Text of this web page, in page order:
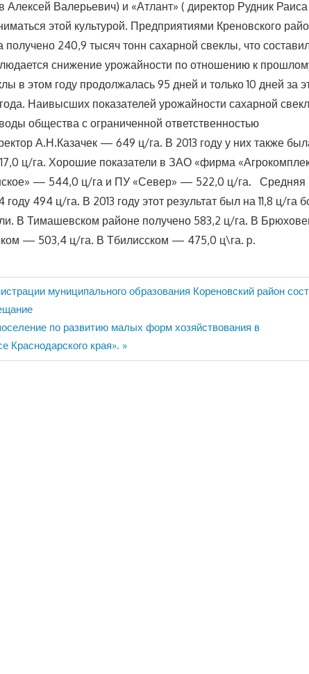
Алексей Валерьевич) и «Атлант» ( директор Рудник Раиса
этой культурой. Предприятиями Креновского
получено 240,9 тысяч тонн сахарной свеклы, что
снижение урожайности по отношению к
в этом году продолжалась 95 дней и только 10 дней за
Наивысших показателей урожайности сахарной
общества с ограниченной ответственностью
А.Н.Казачек — 649 ц/га. В 2013 году у них также
ц/га. Хорошие показатели в ЗАО «фирма
— 544,0 ц/га и ПУ «Север» — 522,0 ц/га. Средняя
494 ц/га. В 2013 году этот результат был на 11,8 ц/га
В Тимашевском районе получено 583,2 ц/га. В
— 503,4 ц/га. В Тбилисском — 475,0 ц\га. p.
муниципального образования Кореновский район
по развитию малых форм хозяйствования в
Краснодарского края».